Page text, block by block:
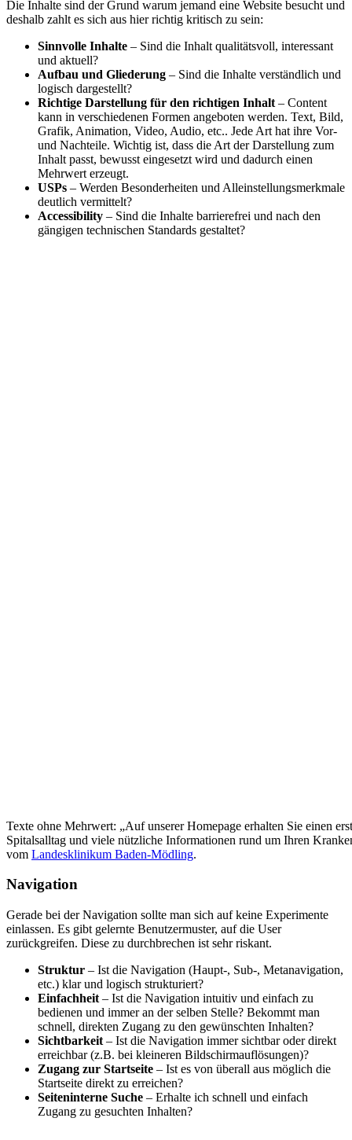
Die Inhalte sind der Grund warum jemand eine Website besucht und
deshalb zahlt es sich aus hier richtig kritisch zu sein:
Sinnvolle Inhalte – Sind die Inhalt qualitätsvoll, interessant
und aktuell?
Aufbau und Gliederung – Sind die Inhalte verständlich und
logisch dargestellt?
Richtige Darstellung für den richtigen Inhalt – Content
kann in verschiedenen Formen angeboten werden. Text, Bild,
Grafik, Animation, Video, Audio, etc.. Jede Art hat ihre Vor-
und Nachteile. Wichtig ist, dass die Art der Darstellung zum
Inhalt passt, bewusst eingesetzt wird und dadurch einen
Mehrwert erzeugt.
USPs – Werden Besonderheiten und Alleinstellungsmerkmale
deutlich vermittelt?
Accessibility – Sind die Inhalte barrierefrei und nach den
gängigen technischen Standards gestaltet?
Texte ohne Mehrwert: „Auf unserer Homepage erhalten Sie einen
Spitalsalltag und viele nützliche Informationen rund um Ihren
vom Landesklinikum Baden-Mödling.
Navigation
Gerade bei der Navigation sollte man sich auf keine Experimente
einlassen. Es gibt gelernte Benutzermuster, auf die User
zurückgreifen. Diese zu durchbrechen ist sehr riskant.
Struktur – Ist die Navigation (Haupt-, Sub-, Metanavigation,
etc.) klar und logisch strukturiert?
Einfachheit – Ist die Navigation intuitiv und einfach zu
bedienen und immer an der selben Stelle? Bekommt man
schnell, direkten Zugang zu den gewünschten Inhalten?
Sichtbarkeit – Ist die Navigation immer sichtbar oder direkt
erreichbar (z.B. bei kleineren Bildschirmauflösungen)?
Zugang zur Startseite – Ist es von überall aus möglich die
Startseite direkt zu erreichen?
Seiteninterne Suche – Erhalte ich schnell und einfach
Zugang zu gesuchten Inhalten?